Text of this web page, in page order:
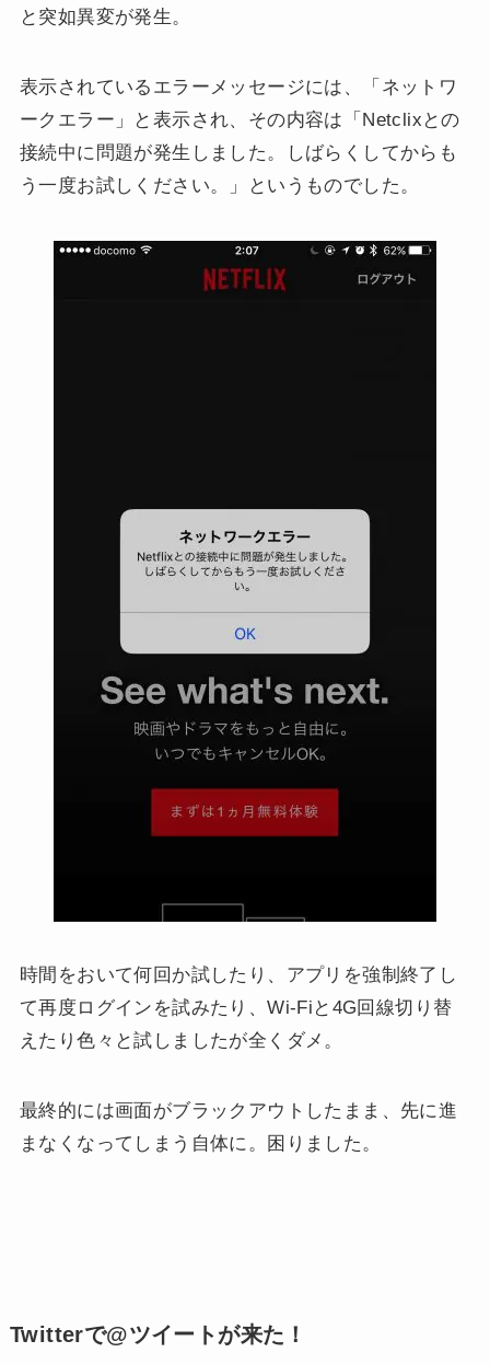
と突如異変が発生。
表示されているエラーメッセージには、「ネットワ
ークエラー」と表示され、その内容は「Netclixとの
接続中に問題が発生しました。しばらくしてからも
う一度お試しください。」というものでした。
時間をおいて何回か試したり、アプリを強制終了し
て再度ログインを試みたり、Wi-Fiと4G回線切り替
えたり色々と試しましたが全くダメ。
最終的には画面がブラックアウトしたまま、先に進
まなくなってしまう自体に。困りました。
Twitterで@ツイートが来た！